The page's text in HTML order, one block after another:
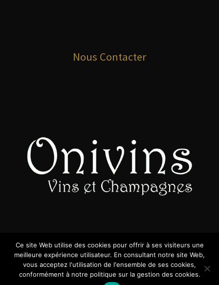
Nous Contacter
© 2026 ONIVINS
Ce site Web utilise des cookies pour offrir à ses visiteurs une
meilleure expérience utilisateur. En consultant notre site Web,
vous acceptez l'utilisation de l'ensemble de ses cookies,
conformément à notre politique sur la gestion des cookies.